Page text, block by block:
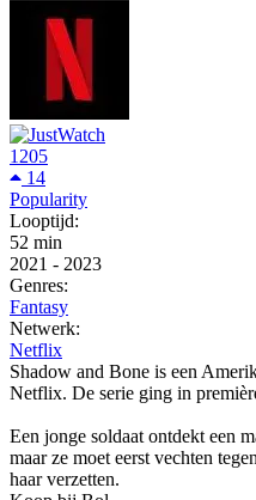
1205
14
Popularity
Looptijd:
52 min
2021 - 2023
Genres:
Fantasy
Netwerk:
Netflix
Shadow and Bone is een
Netflix. De serie ging in
Een jonge soldaat ontdekt een
maar ze moet eerst vechten
haar verzetten.